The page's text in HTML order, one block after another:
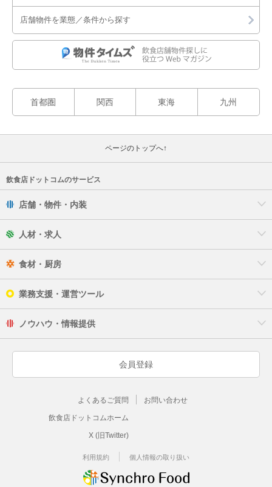
店舗物件を業態／条件から探す
首都圏 関西 東海 九州
ページのトップへ↑
飲食店ドットコムのサービス
店舗・物件・内装
人材・求人
食材・厨房
業務支援・運営ツール
ノウハウ・情報提供
会員登録
よくあるご質問 お問い合わせ
飲食店ドットコムホーム
X (旧Twitter)
利用規約 個人情報の取り扱い